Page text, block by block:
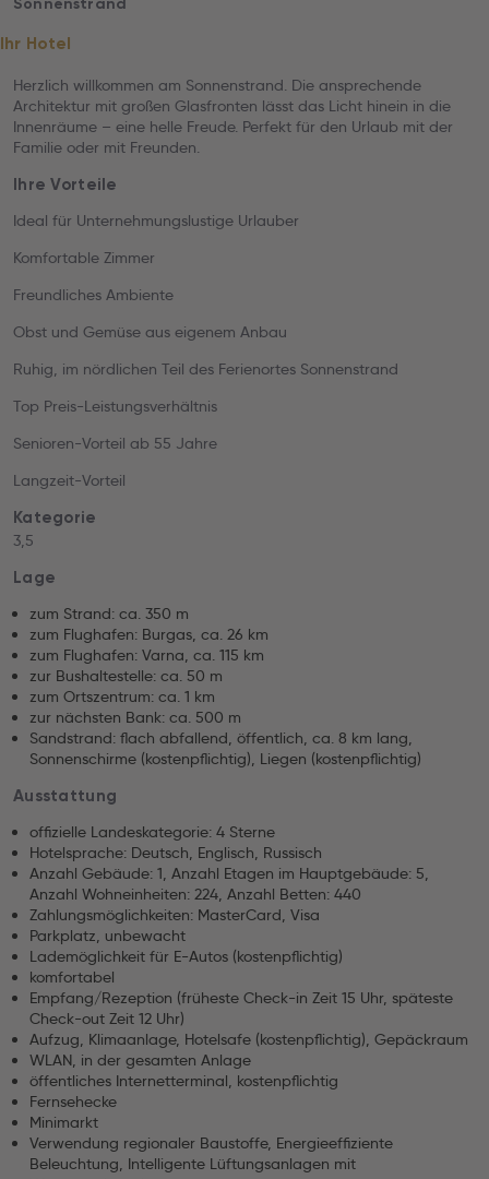
Sonnenstrand
Ihr Hotel
Herzlich willkommen am Sonnenstrand. Die ansprechende
Architektur mit großen Glasfronten lässt das Licht hinein in die
Innenräume – eine helle Freude. Perfekt für den Urlaub mit der
Familie oder mit Freunden.
Ihre Vorteile
Ideal für Unternehmungslustige Urlauber
Komfortable Zimmer
Freundliches Ambiente
Obst und Gemüse aus eigenem Anbau
Ruhig, im nördlichen Teil des Ferienortes Sonnenstrand
Top Preis-Leistungsverhältnis
Senioren-Vorteil ab 55 Jahre
Langzeit-Vorteil
Kategorie
3,5
Lage
zum Strand: ca. 350 m
zum Flughafen: Burgas, ca. 26 km
zum Flughafen: Varna, ca. 115 km
zur Bushaltestelle: ca. 50 m
zum Ortszentrum: ca. 1 km
zur nächsten Bank: ca. 500 m
Sandstrand: flach abfallend, öffentlich, ca. 8 km lang,
Sonnenschirme (kostenpflichtig), Liegen (kostenpflichtig)
Ausstattung
offizielle Landeskategorie: 4 Sterne
Hotelsprache: Deutsch, Englisch, Russisch
Anzahl Gebäude: 1, Anzahl Etagen im Hauptgebäude: 5,
Anzahl Wohneinheiten: 224, Anzahl Betten: 440
Zahlungsmöglichkeiten: MasterCard, Visa
Parkplatz, unbewacht
Lademöglichkeit für E-Autos (kostenpflichtig)
komfortabel
Empfang/Rezeption (früheste Check-in Zeit 15 Uhr, späteste
Check-out Zeit 12 Uhr)
Aufzug, Klimaanlage, Hotelsafe (kostenpflichtig), Gepäckraum
WLAN, in der gesamten Anlage
öffentliches Internetterminal, kostenpflichtig
Fernsehecke
Minimarkt
Verwendung regionaler Baustoffe, Energieeffiziente
Beleuchtung, Intelligente Lüftungsanlagen mit